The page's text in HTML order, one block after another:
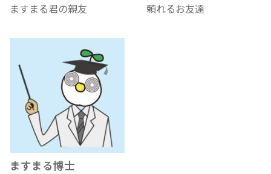
ますまる君の親友 頼れるお友達
ますまる博士